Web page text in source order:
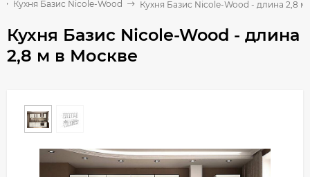
Кухня Базис Nicole-Wood Кухня Базис Nicole-Wood - длина 2,8 м
Кухня Базис Nicole-Wood - длина
2,8 м в Москве